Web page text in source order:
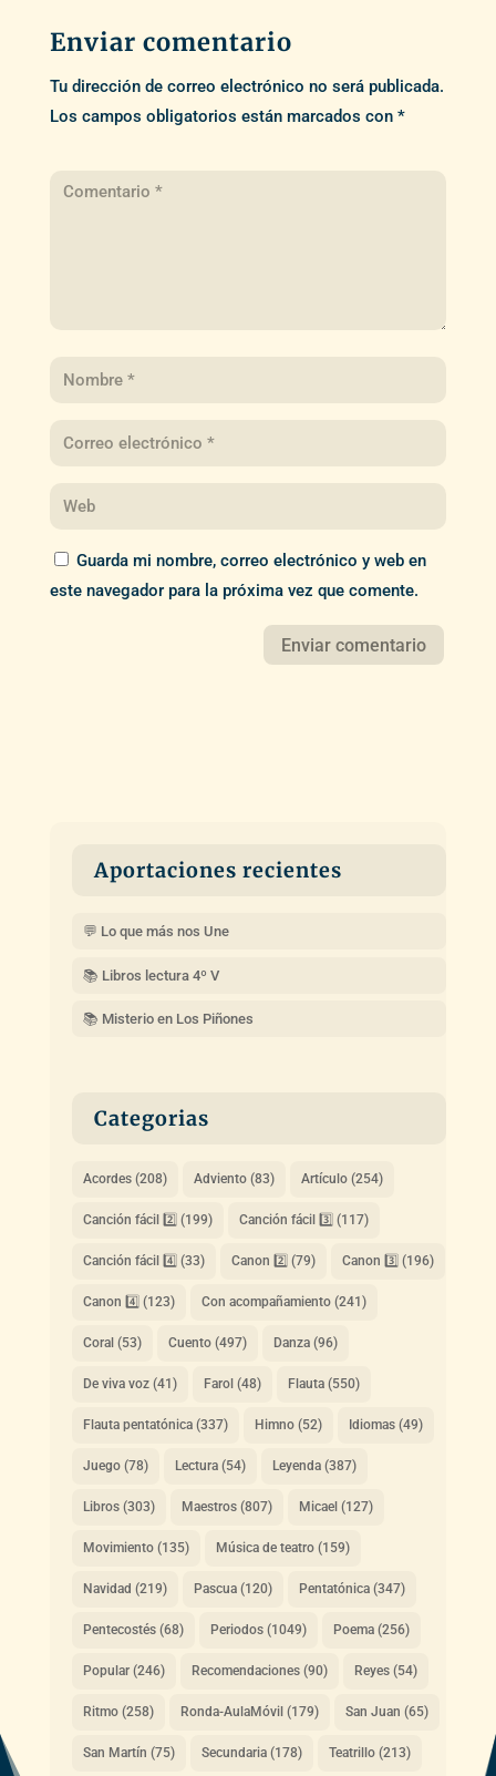
Enviar comentario
Tu dirección de correo electrónico no será publicada.
Los campos obligatorios están marcados con *
Guarda mi nombre, correo electrónico y web en
este navegador para la próxima vez que comente.
Aportaciones recientes
💬 Lo que más nos Une
📚 Libros lectura 4º V
📚 Misterio en Los Piñones
Categorias
Acordes(208) Adviento(83) Artículo(254)
Canción fácil 2️⃣ (199) Canción fácil 3️⃣ (117)
Canción fácil 4️⃣ (33) Canon 2️⃣ (79) Canon 3️⃣ (196)
Canon 4️⃣ (123) Con acompañamiento(241)
Coral (53) Cuento(497) Danza(96)
De viva voz(41) Farol (48) Flauta(550)
Flauta pentatónica(337) Himno(52) Idiomas(49)
Juego(78) Lectura(54) Leyenda(387)
Libros(303) Maestros(807) Micael (127)
Movimiento(135) Música de teatro(159)
Navidad (219) Pascua(120) Pentatónica(347)
Pentecostés(68) Periodos(1049) Poema(256)
Popular(246) Recomendaciones(90) Reyes(54)
Ritmo(258) Ronda-AulaMóvil (179) San Juan (65)
San Martín (75) Secundaria(178) Teatrillo(213)